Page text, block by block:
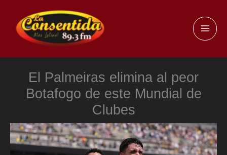
contenido
El Palmeiras elimina al peor
Botafogo de este Mundial de
Clubes